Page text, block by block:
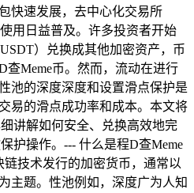
快速发展，去中心化交易所
用日益普及。许多投资者开始
）兑换成其他加密资产，币
查Meme币。然而，流动在进行
池的深度深度和设置滑点保护是
易的滑点成功率和成本。本文将
讲解如何安全、兑换高效地完
护操作。--- 什么是程D查Meme
链技术发行的加密货币，通常以
主题。性池例如，深度广为人知